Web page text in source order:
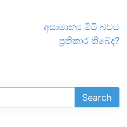
අසාමාන්‍ය මිටි බවට
ප්‍රතිකාර තිබේද?